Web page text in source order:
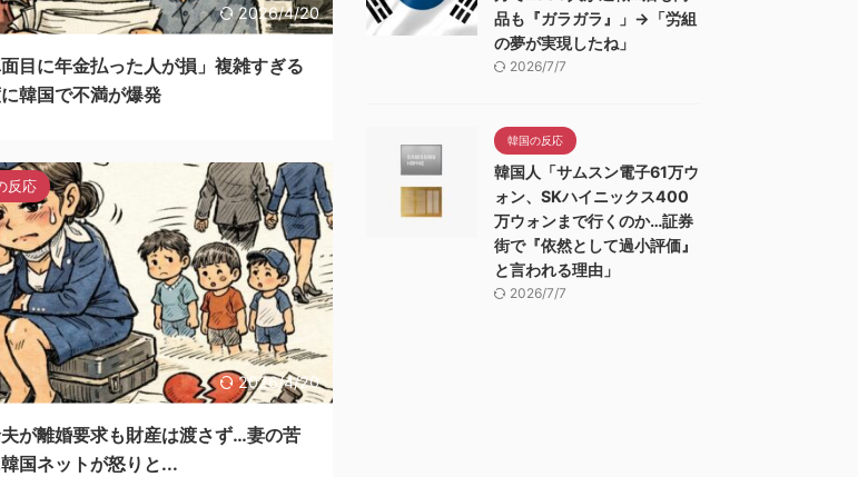
2026/4/20
面目に年金払った人が損」複雑すぎる
韓国で不満が爆発
2026/4/20
反応
が離婚要求も財産は渡さず…妻の苦
国ネットが怒りと...
品も『ガラガラ』」→「労組
の夢が実現したね」
2026/7/7
韓国の反応
韓国人「サムスン電子61万ウ
ォン、SKハイニックス400
万ウォンまで行くのか…証券
街で『依然として過小評価』
と言われる理由」
2026/7/7